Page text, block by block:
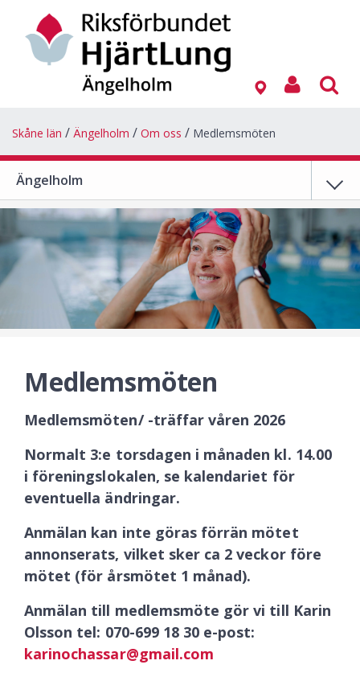
Skåne län Ängelholm Om oss Medlemsmöten
Ängelholm
Medlemsmöten
Medlemsmöten/ -träffar våren 2026
Normalt 3:e torsdagen i månaden kl. 14.00
i föreningslokalen, se kalendariet för
eventuella ändringar.
Anmälan kan inte göras förrän mötet
annonserats, vilket sker ca 2 veckor före
mötet (för årsmötet 1 månad).
Anmälan till medlemsmöte gör vi till Karin
Olsson tel: 070-699 18 30 e-post:
karinochassar@gmail.com